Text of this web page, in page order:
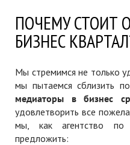
ПОЧЕМУ СТОИТ
БИЗНЕС
Мы стремимся не только
мы пытаемся сблизить
медиаторы в бизнес
удовлетворить все
мы, как агентство по
предложить: